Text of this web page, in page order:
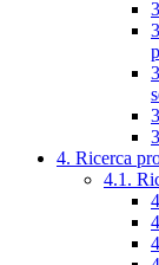
4. Ricerca
4.1.